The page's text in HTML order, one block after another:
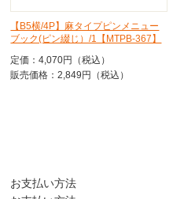
【B5横/4P】麻タイプピンメニュー
ブック(ピン綴じ）/1【MTPB-367】
定価：4,070円（税込）
販売価格：2,849円（税込）
お支払い方法